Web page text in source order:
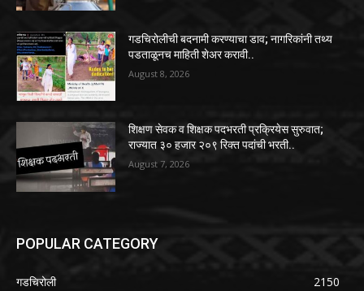
गडचिरोलीची बदनामी करण्याचा डाव; नागरिकांनी तथ्य
पडताळूनच माहिती शेअर करावी..
August 8, 2026
शिक्षण सेवक व शिक्षक पदभरती प्रक्रियेस सुरुवात;
राज्यात ३० हजार २०९ रिक्त पदांची भरती..
August 7, 2026
POPULAR CATEGORY
गडचिरोली
2150